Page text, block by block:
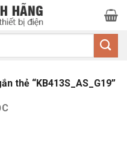
thẻ “KB413S_AS_G19”